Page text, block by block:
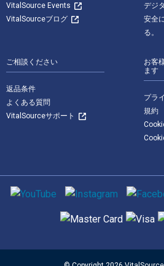
VitalSource Events
VitalSourceブログ
デジ
安全
る。
ご相談ください
返品条件
よくある質問
VitalSourceサポート
お客
ます
プラ
規約
ソーシャルメディア
サポートされている支払い方法